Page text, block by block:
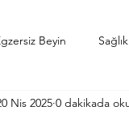
Beyin Sağlık
Kitapları Çocuk
Nis 2025 0 dakikada